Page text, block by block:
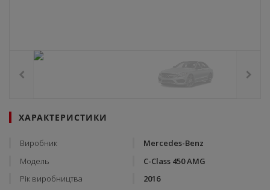
ХАРАКТЕРИСТИКИ
Виробник
Mercedes-Benz
Модель
C-Class 450 AMG
Рік виробництва
2016